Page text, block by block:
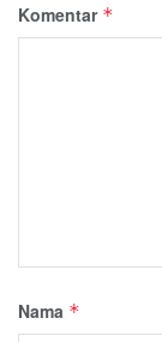
Komentar *
Nama *